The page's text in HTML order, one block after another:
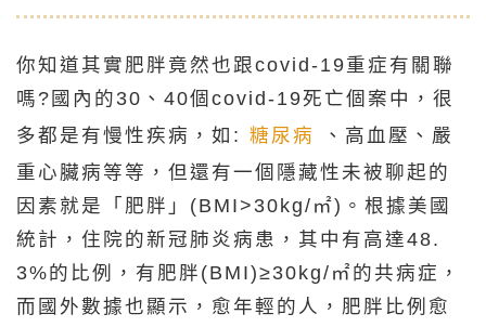
你知道其實肥胖竟然也跟covid-19重症有關聯
嗎?國內的30、40個covid-19死亡個案中，很
多都是有慢性疾病，如: 糖尿病
、高血壓、嚴
重心臟病等等，但還有一個隱藏性未被聊起的
因素就是「肥胖」(BMI>30kg/㎡)。根據美國
統計，住院的新冠肺炎病患，其中有高達48.
3%的比例，有肥胖(BMI)≥30kg/㎡的共病症，
而國外數據也顯示，愈年輕的人，肥胖比例愈